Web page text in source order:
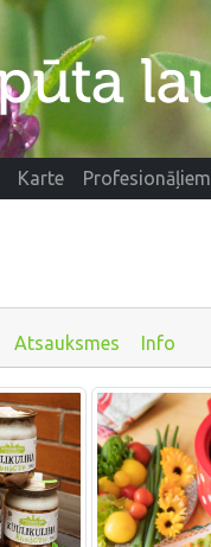
Karte Profesionāļiem
Atsauksmes Info